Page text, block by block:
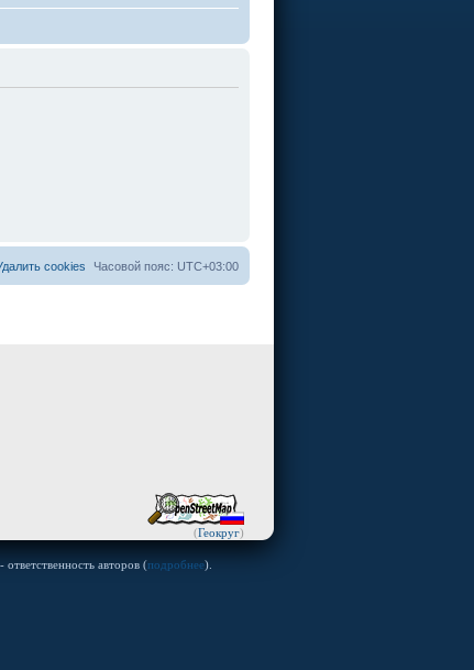
Часовой пояс: UTC+03:00
cookies
(Геокруг)
авторов (подробнее).